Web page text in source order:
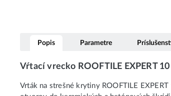
Popis Parametre
Vŕtací vrecko ROOFTILE EXPERT
Vrták na strešné krytiny ROOFTILE